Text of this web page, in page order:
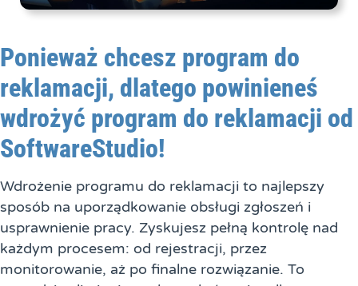
Ponieważ chcesz program do
reklamacji, dlatego powinieneś
wdrożyć program do reklamacji od
SoftwareStudio!
Wdrożenie programu do reklamacji to najlepszy
sposób na uporządkowanie obsługi zgłoszeń i
usprawnienie pracy. Zyskujesz pełną kontrolę nad
każdym procesem: od rejestracji, przez
monitorowanie, aż po finalne rozwiązanie. To